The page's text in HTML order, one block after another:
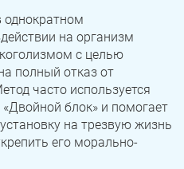
однократном
на организм
с целью
полный отказ от
часто используется
блок» и помогает
на трезвую жизнь
его морально-
условия работы сайта
вопрос
условия работы сайта
условия работы сайта
Миньяр
Межозерный
Куса
Бакал
условия работы сайта